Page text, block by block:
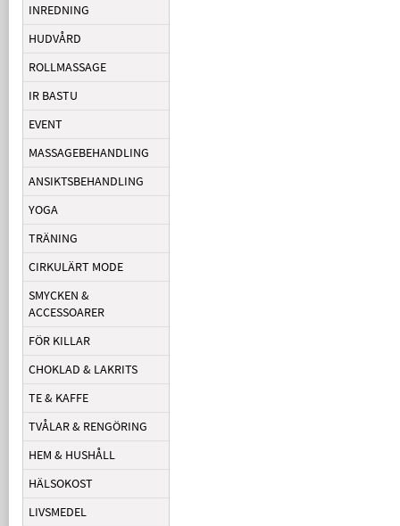
INREDNING
HUDVÅRD
ROLLMASSAGE
IR BASTU
EVENT
MASSAGEBEHANDLING
ANSIKTSBEHANDLING
YOGA
TRÄNING
CIRKULÄRT MODE
SMYCKEN &
ACCESSOARER
FÖR KILLAR
CHOKLAD & LAKRITS
TE & KAFFE
TVÅLAR & RENGÖRING
HEM & HUSHÅLL
HÄLSOKOST
LIVSMEDEL